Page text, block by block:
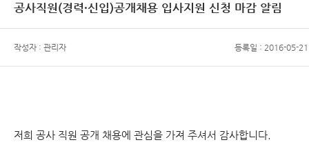
공사직원(경력·신입)공개채용 입사지원 신청 마감 알림
작성자 : 관리자 등록일 : 2016-05-
저희 공사 직원 공개 채용에 관심을 가져 주셔서 감사합니다.